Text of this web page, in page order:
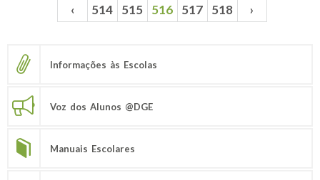
Páginas ‹ 514 515 516 517 518 ›
Informações às Escolas
Voz dos Alunos @DGE
Manuais Escolares